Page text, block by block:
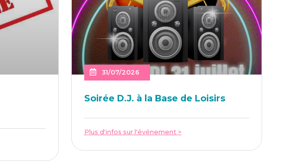
31/07/2026
Soi­rée D.J. à la Base de Loisirs
Plus d'infos sur l'événement >